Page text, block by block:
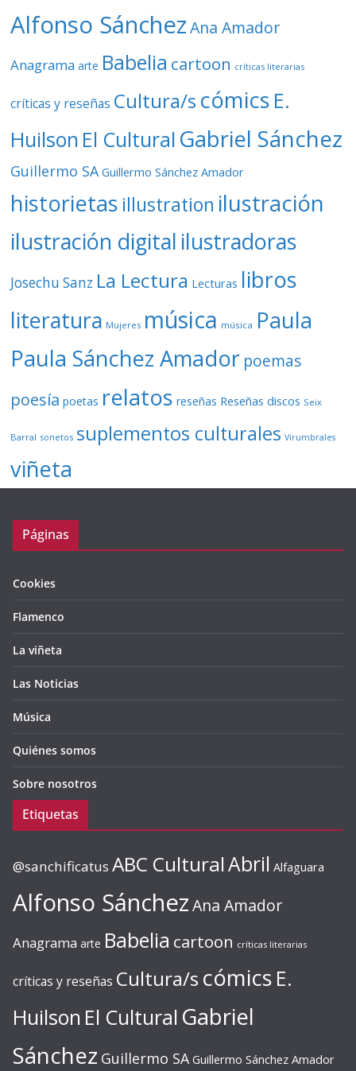
Alfonso Sánchez Ana Amador
Anagrama arte Babelia cartoon críticas literarias
críticas y reseñas Cultura/s cómics E.
Huilson El Cultural Gabriel Sánchez
Guillermo SA Guillermo Sánchez Amador
historietas illustration ilustración
ilustración digital ilustradoras
Josechu Sanz La Lectura Lecturas libros
literatura Mujeres música música Paula
Paula Sánchez Amador poemas
poesía poetas relatos reseñas Reseñas discos Seix
Barral sonetos suplementos culturales Virumbrales
viñeta
Páginas
Cookies
Flamenco
La viñeta
Las Noticias
Música
Quiénes somos
Sobre nosotros
Etiquetas
@sanchificatus ABC CulturalAbril Alfaguara
Alfonso SánchezAna Amador
Anagrama arte Babelia cartoon críticas literarias
críticas y reseñas Cultura/s cómics E.
Huilson El Cultural Gabriel
Sánchez Guillermo SA Guillermo Sánchez Amador